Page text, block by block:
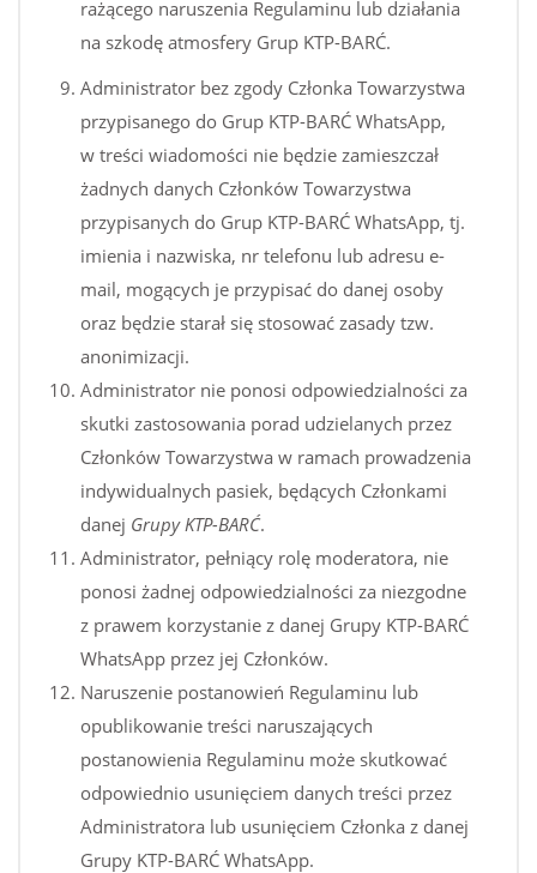
rażącego naruszenia Regulaminu lub działania
na szkodę atmosfery Grup KTP-BARĆ.
Administrator bez zgody Członka Towarzystwa
przypisanego do Grup KTP-BARĆ WhatsApp,
w treści wiadomości nie będzie zamieszczał
żadnych danych Członków Towarzystwa
przypisanych do Grup KTP-BARĆ WhatsApp, tj.
imienia i nazwiska, nr telefonu lub adresu e-
mail, mogących je przypisać do danej osoby
oraz będzie starał się stosować zasady tzw.
anonimizacji.
Administrator nie ponosi odpowiedzialności za
skutki zastosowania porad udzielanych przez
Członków Towarzystwa w ramach prowadzenia
indywidualnych pasiek, będących Członkami
danej Grupy KTP-BARĆ.
Administrator, pełniący rolę moderatora, nie
ponosi żadnej odpowiedzialności za niezgodne
z prawem korzystanie z danej Grupy KTP-BARĆ
WhatsApp przez jej Członków.
Naruszenie postanowień Regulaminu lub
opublikowanie treści naruszających
postanowienia Regulaminu może skutkować
odpowiednio usunięciem danych treści przez
Administratora lub usunięciem Członka z danej
Grupy KTP-BARĆ WhatsApp.